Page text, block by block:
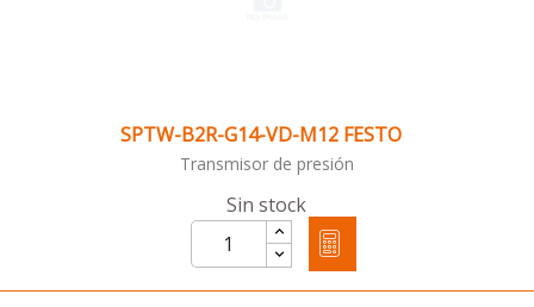
SPTW-B2R-G14-VD-M12 FESTO
Transmisor de presión
Sin stock